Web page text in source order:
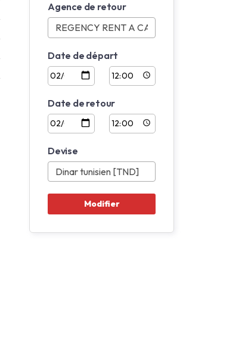
Agence de retour
Date de départ
Date de retour
Devise